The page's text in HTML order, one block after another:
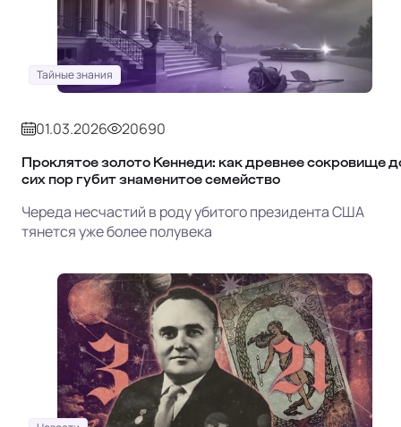
Тайные знания
01.03.2026 20690
Проклятое золото Кеннеди: как древнее сокровище
сих пор губит знаменитое семейство
Череда несчастий в роду убитого президента США
тянется уже более полувека